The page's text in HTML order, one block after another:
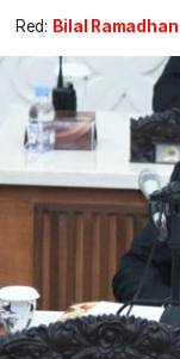
Red: Bilal Ramadhan